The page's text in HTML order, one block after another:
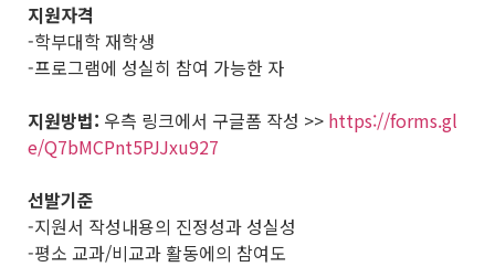
지원자격
-학부대학 재학생
-프로그램에 성실히 참여 가능한 자
지원방법: 우측 링크에서 구글폼 작성 >> https://forms.gl
e/Q7bMCPnt5PJJxu927
선발기준
-지원서 작성내용의 진정성과 성실성
-평소 교과/비교과 활동에의 참여도